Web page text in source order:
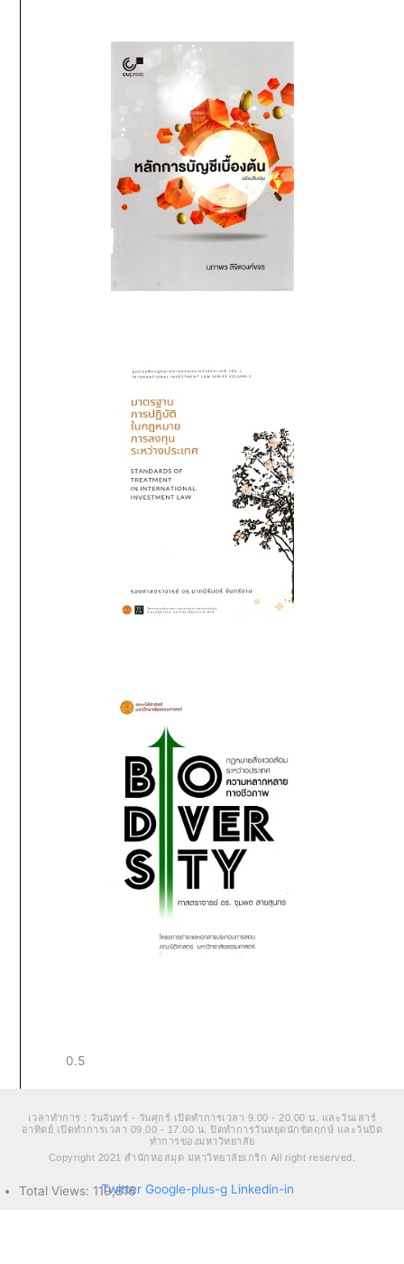
เวลาทำการ : วันจันทร์ - วันศุกร์ เปิดทำการเวลา 9.00 - 20.00 น. และวันเสาร์
อาทิตย์ เปิดทำการเวลา 09.00 - 17.00 น. ปิดทำการวันหยุดนักขัตฤกษ์ และวันปิด
ทำการของมหาวิทยาลัย
Copyright 2021 สำนักหอสมุด มหาวิทยาลัยเกริก All right reserved.
Twitter Google-plus-g Linkedin-in
Total Views: 119,816